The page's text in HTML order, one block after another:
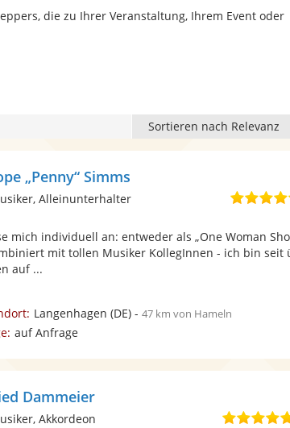
die zu Ihrer Veranstaltung, Ihrem Event oder
„Penny“ Simms
Alleinunterhalter
mich individuell an: entweder als „One Woman
mit tollen Musiker KollegInnen - ich bin seit
auf ...
Langenhagen (DE)- 47 km von Hameln
auf Anfrage
Dammeier
Akkordeon